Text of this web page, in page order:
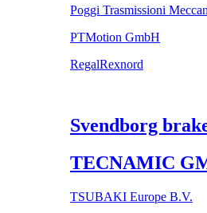
Poggi Trasmissioni
PTMotion GmbH
RegalRexnord
Svendborg
TECNAMIC
TSUBAKI Europe B.V.